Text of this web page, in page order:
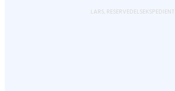
LARS, RESERVEDELSEKSPEDIENT